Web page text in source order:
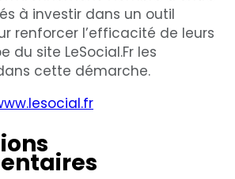
à investir dans un outil
renforcer l’efficacité de leurs
du site LeSocial.Fr les
cette démarche.